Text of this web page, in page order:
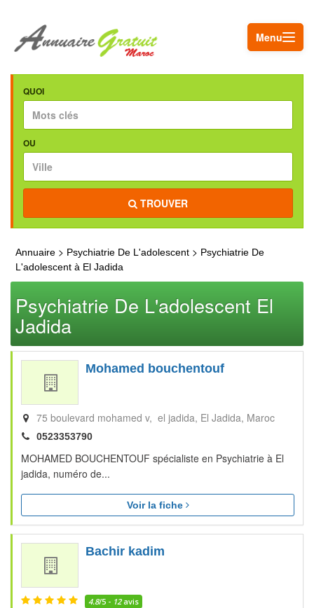
Menu
QUOI
OU
TROUVER
Annuaire > Psychiatrie De L'adolescent > Psychiatrie De
L'adolescent à El Jadida
Psychiatrie De L'adolescent El
Jadida
Mohamed bouchentouf
75 boulevard mohamed v, el jadida El Jadida Maroc
0523353790
MOHAMED BOUCHENTOUF spécialiste en Psychiatrie à El
jadida, numéro de...
Voir la fiche
Bachir kadim
4.8/5 - 12avis